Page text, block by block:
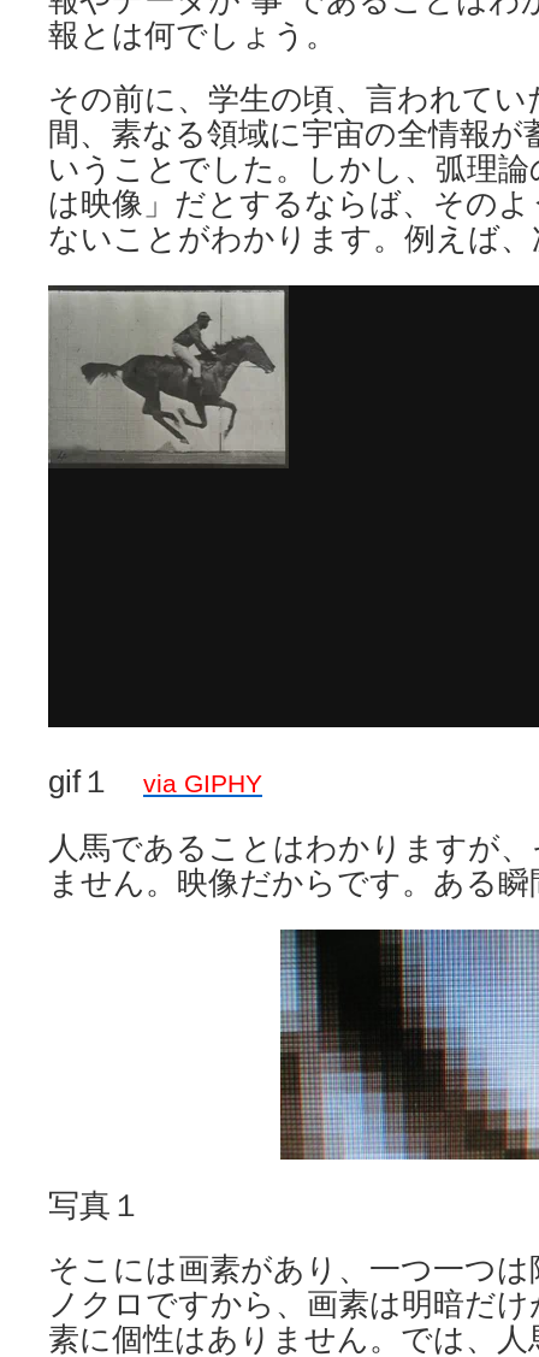
報とは何でしょう。
その前に、学生の頃、言われて
間、素なる領域に宇宙の全情報
いうことでした。しかし、弧理
は映像」だとするならば、その
ないことがわかります。例えば
gif１ via GIPHY
人馬であることはわかりますが
ません。映像だからです。ある
写真１
そこには画素があり、一つ一つ
ノクロですから、画素は明暗だ
素に個性はありません。では、